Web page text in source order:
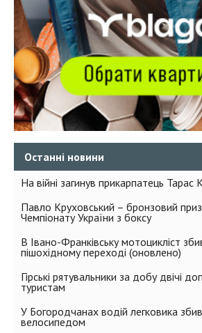
Останні новини
На війні загинув прикарпатець Тарас
Павло Круховський – бронзовий
Чемпіонату України з боксу
В Івано-Франківську мотоцикліст
пішохідному переході (оновлено)
Гірські рятувальники за добу двічі
туристам
У Богородчанах водій легковика
велосипедом